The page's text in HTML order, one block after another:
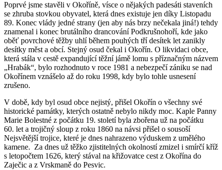
Poprvé jsme stavěli v Okoříně, vísce o nějakých padesáti staveních
se zhruba stovkou obyvatel, která dnes existuje jen díky Listopadu
89. Konec vlády jedné strany (jen aby nás brzy nečekala jiná!) tehdy
znamenal i konec brutálního drancování Podkrušnohoří, kde jako
oběť povrchové těžby uhlí během pouhých tří desítek let zanikly
desítky měst a obcí. Stejný osud čekal i Okořín. O likvidaci obce,
která stála v cestě expandující těžní jámě lomu s příznačným názvem
„Hrabák“, bylo rozhodnuto v roce 1981 a nebezpečí zániku se nad
Okořínem vznášelo až do roku 1998, kdy bylo tohle usnesení
zrušeno.
V době, kdy byl osud obce nejistý, přišel Okořín o všechny své
historické památky, kterých ostatně nebylo nikdy moc. Kaple Panny
Marie Bolestné z počátku 19. století byla zbořena už na počátku
60. let a trojičný sloup z roku 1860 na návsi přišel o sousoší
Nejsvětější trojice, které je dnes nahrazeno výduskem z umělého
kamene. Za dnes už těžko zjistitelných okolností zmizel i smírčí kříž
s letopočtem 1626, který stával na křižovatce cest z Okořína do
Zaječic a z Vrskmaně do Pesvic.